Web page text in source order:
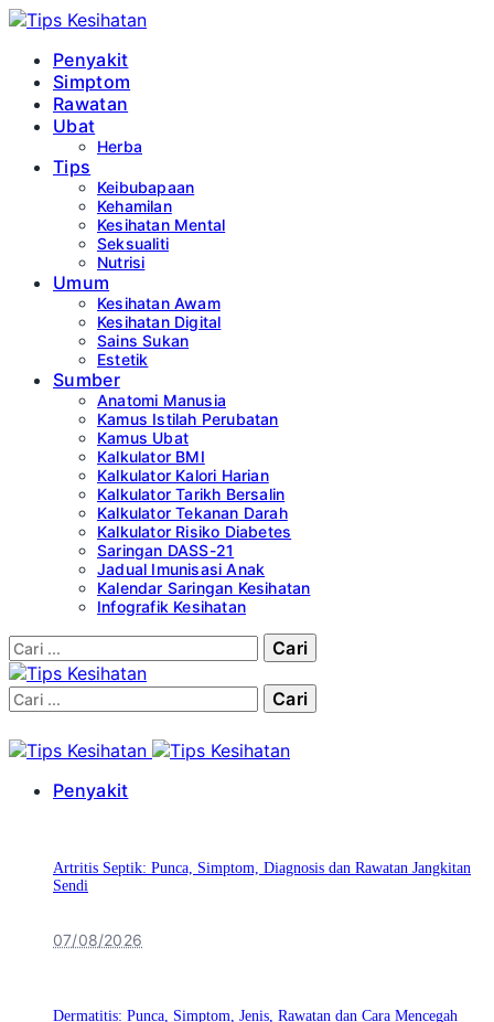
Penyakit
Simptom
Rawatan
Ubat
Herba
Tips
Keibubapaan
Kehamilan
Kesihatan Mental
Seksualiti
Nutrisi
Umum
Kesihatan Awam
Kesihatan Digital
Sains Sukan
Estetik
Sumber
Anatomi Manusia
Kamus Istilah Perubatan
Kamus Ubat
Kalkulator BMI
Kalkulator Kalori Harian
Kalkulator Tarikh Bersalin
Kalkulator Tekanan Darah
Kalkulator Risiko Diabetes
Saringan DASS-21
Jadual Imunisasi Anak
Kalendar Saringan Kesihatan
Infografik Kesihatan
Cari:
Cari:
Penyakit
Artritis Septik: Punca, Simptom, Diagnosis dan Rawatan Jangkitan
Sendi
07/08/2026
Dermatitis: Punca, Simptom, Jenis, Rawatan dan Cara Mencegah